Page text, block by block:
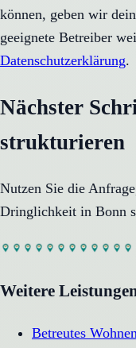
können, geben wir
geeignete Betreiber
Datenschutzerklärung.
Nächster
strukturieren
Nutzen Sie die
Dringlichkeit in Bonn
Weitere
Betreutes Wohnen